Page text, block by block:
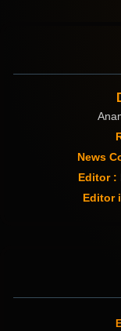
News
Editor :
Editor